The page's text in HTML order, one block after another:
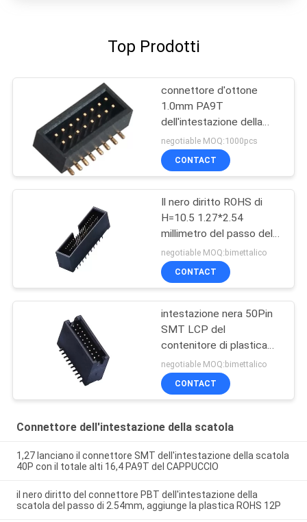
Top Prodotti
connettore d'ottone
1.0mm PA9T
dell'intestazione della
scatola di SMT
dell'istantaneo dell'oro di
Pin 2* 8
negotiable MOQ:1000pcs
CONTACT
Il nero diritto ROHS di
H=10.5 1.27*2.54
millimetro del passo della
scatola del connettore
tetrastico PA9T
dell'intestazione
negotiable MOQ:bimettalico
CONTACT
intestazione nera 50Pin
SMT LCP del
contenitore di plastica
1,27 con il materiale ad
alta temperatura ROHS di
Diff.Post
negotiable MOQ:bimettalico
CONTACT
Connettore dell'intestazione della scatola
1,27 lanciano il connettore SMT dell'intestazione della scatola
40P con il totale alti 16,4 PA9T del CAPPUCCIO
il nero diritto del connettore PBT dell'intestazione della
scatola del passo di 2.54mm, aggiunge la plastica ROHS 12P